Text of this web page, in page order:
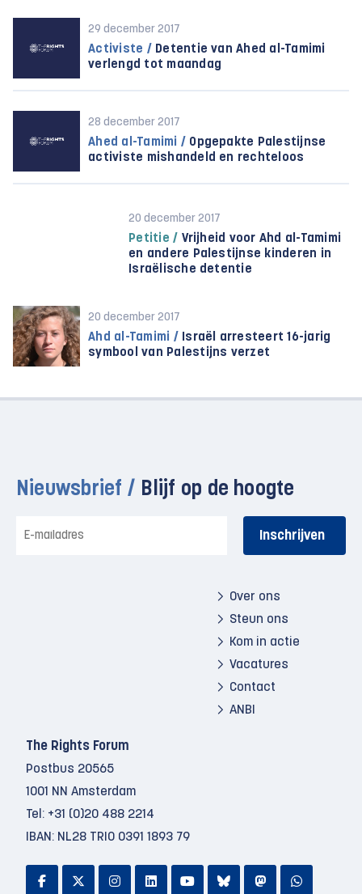
29 december 2017
Activiste / Detentie van Ahed al-Tamimi
verlengd tot maandag
28 december 2017
Ahed al-Tamimi / Opgepakte Palestijnse
activiste mishandeld en rechteloos
20 december 2017
Petitie / Vrijheid voor Ahd al-Tamimi
en andere Palestijnse kinderen in
Israëlische detentie
20 december 2017
Ahd al-Tamimi / Israël arresteert 16-jarig
symbool van Palestijns verzet
Nieuwsbrief / Blijf op de hoogte
mailadres
Over ons
Steun ons
Kom in actie
Vacatures
Contact
ANBI
The Rights Forum
Postbus 20565
1001 NN Amsterdam
Tel: +31 (0)20 488 2214
IBAN: NL28 TRIO 0391 1893 79